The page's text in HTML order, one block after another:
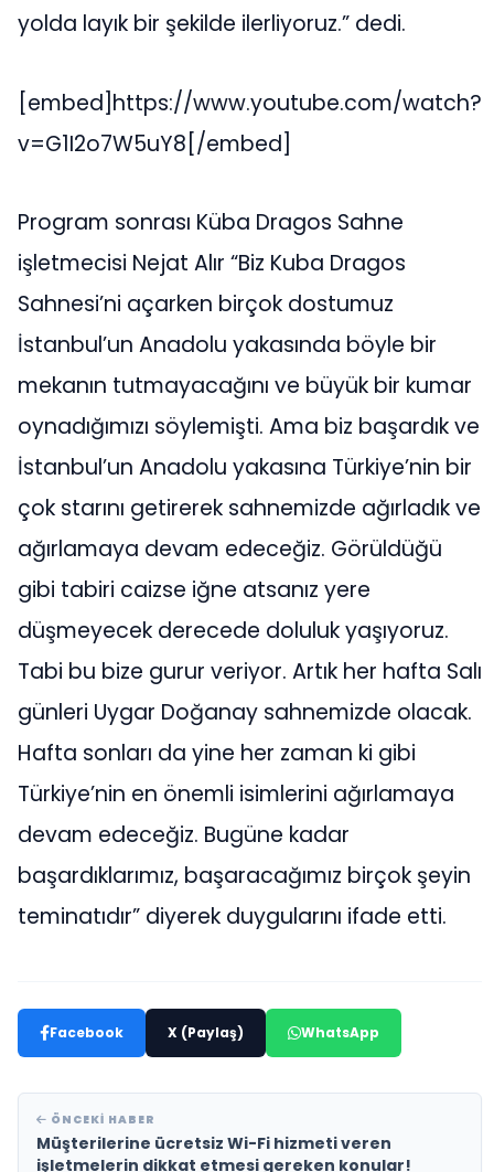
yolda layık bir şekilde ilerliyoruz.” dedi.
[embed]https://www.youtube.com/watch?
v=G1I2o7W5uY8[/embed]
Program sonrası Küba Dragos Sahne
işletmecisi Nejat Alır “Biz Kuba Dragos
Sahnesi’ni açarken birçok dostumuz
İstanbul’un Anadolu yakasında böyle bir
mekanın tutmayacağını ve büyük bir kumar
oynadığımızı söylemişti. Ama biz başardık ve
İstanbul’un Anadolu yakasına Türkiye’nin bir
çok starını getirerek sahnemizde ağırladık ve
ağırlamaya devam edeceğiz. Görüldüğü
gibi tabiri caizse iğne atsanız yere
düşmeyecek derecede doluluk yaşıyoruz.
Tabi bu bize gurur veriyor. Artık her hafta Salı
günleri Uygar Doğanay sahnemizde olacak.
Hafta sonları da yine her zaman ki gibi
Türkiye’nin en önemli isimlerini ağırlamaya
devam edeceğiz. Bugüne kadar
başardıklarımız, başaracağımız birçok şeyin
teminatıdır” diyerek duygularını ifade etti.
Facebook X (Paylaş) WhatsApp
ÖNCEKI HABER
Müşterilerine ücretsiz Wi-Fi hizmeti veren
işletmelerin dikkat etmesi gereken konular!